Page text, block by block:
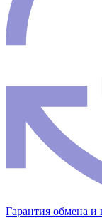
Гарантия обмена и